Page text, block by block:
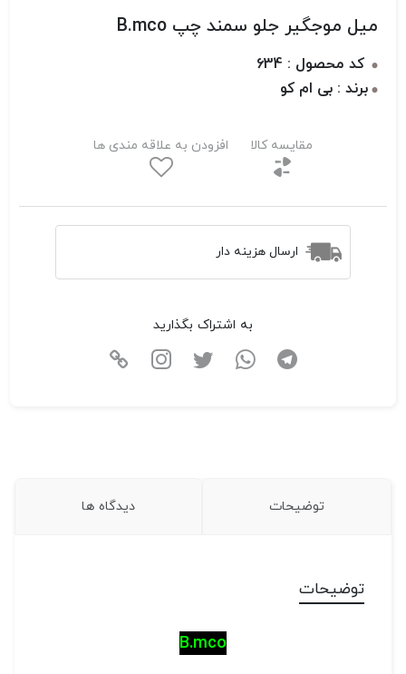
میل موجگیر جلو سمند چپ B.mco
کد محصول : 634
برند : بی ام کو
مقایسه کالا افزودن به علاقه مندی ها
ارسال هزینه دار
به اشتراک بگذارید
توضیحات دیدگاه ها
توضیحات
B.mco